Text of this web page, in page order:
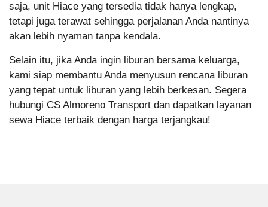
saja, unit Hiace yang tersedia tidak hanya lengkap,
tetapi juga terawat sehingga perjalanan Anda nantinya
akan lebih nyaman tanpa kendala.
Selain itu, jika Anda ingin liburan bersama keluarga,
kami siap membantu Anda menyusun rencana liburan
yang tepat untuk liburan yang lebih berkesan. Segera
hubungi CS Almoreno Transport dan dapatkan layanan
sewa Hiace terbaik dengan harga terjangkau!